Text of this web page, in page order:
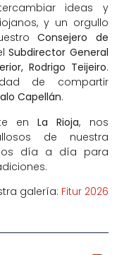
ideas y
y un orgullo
Consejero de
Subdirector General
Rodrigo Teijeiro.
de compartir
Capellán.
enLa Rioja, nos
de nuestra
día a día para
galería: Fitur 2026